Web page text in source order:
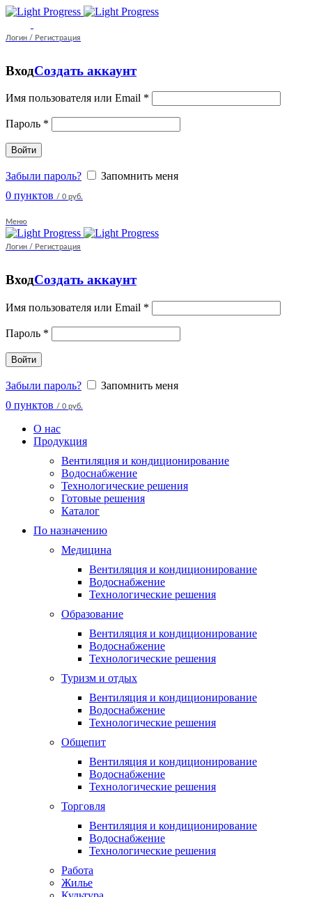
Логин / Регистрация
ВходСоздать аккаунт
Имя пользователя или Email *
Пароль *
Войти
Забыли пароль?
Запомнить меня
0 пунктов / 0 руб.
Меню
Логин / Регистрация
ВходСоздать аккаунт
Имя пользователя или Email *
Пароль *
Войти
Забыли пароль?
Запомнить меня
0 пунктов / 0 руб.
О нас
Продукция
Вентиляция и кондиционирование
Водоснабжение
Технологические решения
Готовые решения
Каталог
По назначению
Медицина
Вентиляция и кондиционирование
Водоснабжение
Технологические решения
Образование
Вентиляция и кондиционирование
Водоснабжение
Технологические решения
Туризм и отдых
Вентиляция и кондиционирование
Водоснабжение
Технологические решения
Общепит
Вентиляция и кондиционирование
Водоснабжение
Технологические решения
Торговля
Вентиляция и кондиционирование
Водоснабжение
Технологические решения
Работа
Жилье